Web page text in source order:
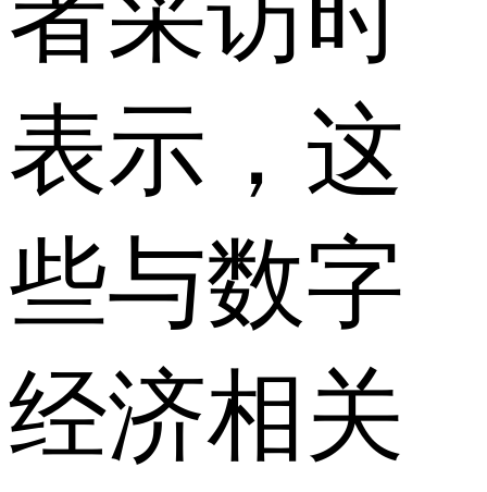
表示，这
些与数字
经济相关